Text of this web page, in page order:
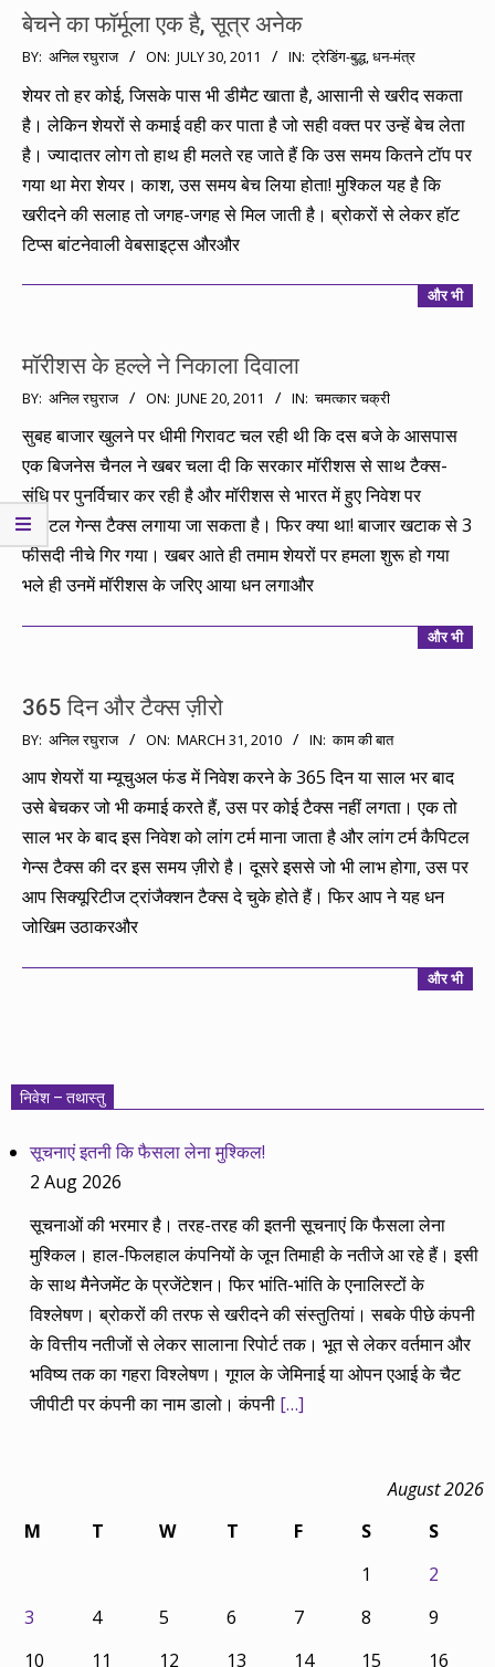
बेचने का फॉर्मूला एक है, सूत्र अनेक
2011-
07-
30
BY: अनिल रघुराज ON: JULY 30, 2011 IN: ट्रेडिंग-बुद्ध,धन-मंत्र
शेयर तो हर कोई, जिसके पास भी डीमैट खाता है, आसानी से खरीद सकता
है। लेकिन शेयरों से कमाई वही कर पाता है जो सही वक्त पर उन्हें बेच लेता
है। ज्यादातर लोग तो हाथ ही मलते रह जाते हैं कि उस समय कितने टॉप पर
गया था मेरा शेयर। काश, उस समय बेच लिया होता! मुश्किल यह है कि
खरीदने की सलाह तो जगह-जगह से मिल जाती है। ब्रोकरों से लेकर हॉट
टिप्स बांटनेवाली वेबसाइट्स औरऔर
और भी
मॉरीशस के हल्ले ने निकाला दिवाला
2011-
20
BY: अनिल रघुराज ON: JUNE 20, 2011 IN: चमत्कार चक्री
सुबह बाजार खुलने पर धीमी गिरावट चल रही थी कि दस बजे के आसपास
एक बिजनेस चैनल ने खबर चला दी कि सरकार मॉरीशस से साथ टैक्स-
संधि पर पुनर्विचार कर रही है और मॉरीशस से भारत में हुए निवेश पर
कैपिटल गेन्स टैक्स लगाया जा सकता है। फिर क्या था! बाजार खटाक से 3
फीसदी नीचे गिर गया। खबर आते ही तमाम शेयरों पर हमला शुरू हो गया
भले ही उनमें मॉरीशस के जरिए आया धन लगाऔर
और भी
365 दिन और टैक्स ज़ीरो
2010-
31
BY: अनिल रघुराज ON: MARCH 31, 2010 IN: काम की बात
आप शेयरों या म्यूचुअल फंड में निवेश करने के 365 दिन या साल भर बाद
उसे बेचकर जो भी कमाई करते हैं, उस पर कोई टैक्स नहीं लगता। एक तो
साल भर के बाद इस निवेश को लांग टर्म माना जाता है और लांग टर्म कैपिटल
गेन्स टैक्स की दर इस समय ज़ीरो है। दूसरे इससे जो भी लाभ होगा, उस पर
आप सिक्यूरिटीज ट्रांजैक्शन टैक्स दे चुके होते हैं। फिर आप ने यह धन
जोखिम उठाकरऔर
और भी
निवेश – तथास्तु
सूचनाएं इतनी कि फैसला लेना मुश्किल!
2 Aug 2026
सूचनाओं की भरमार है। तरह-तरह की इतनी सूचनाएं कि फैसला लेना
मुश्किल। हाल-फिलहाल कंपनियों के जून तिमाही के नतीजे आ रहे हैं। इसी
के साथ मैनेजमेंट के प्रजेंटेशन। फिर भांति-भांति के एनालिस्टों के
विश्लेषण। ब्रोकरों की तरफ से खरीदने की संस्तुतियां। सबके पीछे कंपनी
के वित्तीय नतीजों से लेकर सालाना रिपोर्ट तक। भूत से लेकर वर्तमान और
भविष्य तक का गहरा विश्लेषण। गूगल के जेमिनाई या ओपन एआई के चैट
जीपीटी पर कंपनी का नाम डालो। कंपनी […]
August 2026
M
T W T F S
S
1
2
3
4 5 6 7 8
9
10
11 12 13 14 15 16